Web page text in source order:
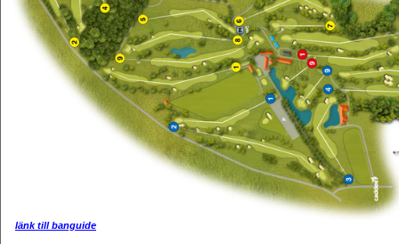
länk till banguide